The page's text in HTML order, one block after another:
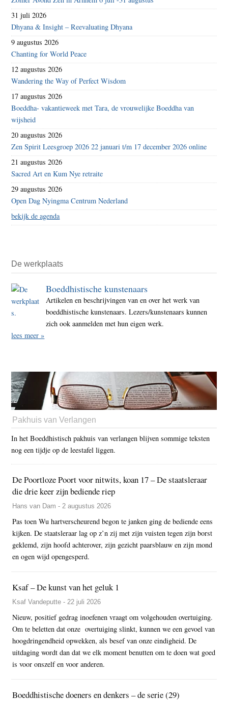
31 juli 2026
Dhyana & Insight – Reevaluating Dhyana
9 augustus 2026
Chanting for World Peace
12 augustus 2026
Wandering the Way of Perfect Wisdom
17 augustus 2026
Boeddha- vakantieweek met Tara, de vrouwelijke Boeddha van
wijsheid
20 augustus 2026
Zen Spirit Leesgroep 2026 22 januari t/m 17 december 2026 online
21 augustus 2026
Sacred Art en Kum Nye retraite
29 augustus 2026
Open Dag Nyingma Centrum Nederland
bekijk de agenda
De werkplaats
Boeddhistische kunstenaars
Artikelen en beschrijvingen van en over het werk van
boeddhistische kunstenaars. Lezers/kunstenaars kunnen
zich ook aanmelden met hun eigen werk.
lees meer »
Pakhuis van Verlangen
In het Boeddhistisch pakhuis van verlangen blijven sommige teksten
nog een tijdje op de leestafel liggen.
De Poortloze Poort voor nitwits, koan 17 – De staatsleraar
die drie keer zijn bediende riep
Hans van Dam - 2 augustus 2026
Pas toen Wu hartverscheurend begon te janken ging de bediende eens
kijken. De staatsleraar lag op z’n zij met zijn vuisten tegen zijn borst
geklemd, zijn hoofd achterover, zijn gezicht paarsblauw en zijn mond
en ogen wijd opengesperd.
Ksaf – De kunst van het geluk 1
Ksaf Vandeputte - 22 juli 2026
Nieuw, positief gedrag inoefenen vraagt om volgehouden overtuiging.
Om te beletten dat onze overtuiging slinkt, kunnen we een gevoel van
hoogdringendheid opwekken, als besef van onze eindigheid. De
uitdaging wordt dan dat we elk moment benutten om te doen wat goed
is voor onszelf en voor anderen.
Boeddhistische doeners en denkers – de serie (29)